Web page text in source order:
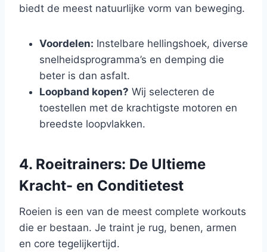
biedt de meest natuurlijke vorm van beweging.
Voordelen: Instelbare hellingshoek, diverse
snelheidsprogramma’s en demping die
beter is dan asfalt.
Loopband kopen? Wij selecteren de
toestellen met de krachtigste motoren en
breedste loopvlakken.
4. Roeitrainers: De Ultieme
Kracht- en Conditietest
Roeien is een van de meest complete workouts
die er bestaan. Je traint je rug, benen, armen
en core tegelijkertijd.